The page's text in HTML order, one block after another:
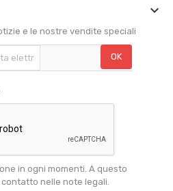

e le nostre vendite speciali
in ogni momenti. A questo
nelle note legali.